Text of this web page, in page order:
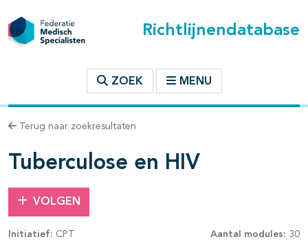
Richtlijnendatabase
ZOEK MENU
Terug naar zoekresultaten
Tuberculose en HIV
VOLGEN
Initiatief: CPT Aantal modules: 30
binnen deze richtlijn